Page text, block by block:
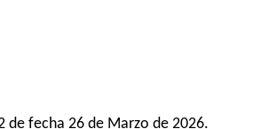
de fecha 26 de Marzo de 2026.